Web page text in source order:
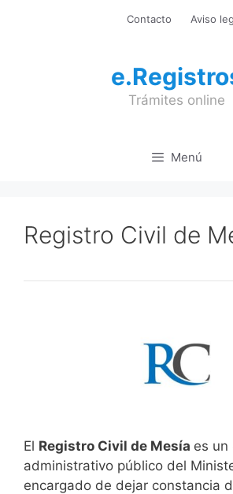
Contacto Aviso
Trámites online
Menú
Registro Civil de
El Registro Civil de Mesía es un
administrativo público del
encargado de dejar constancia